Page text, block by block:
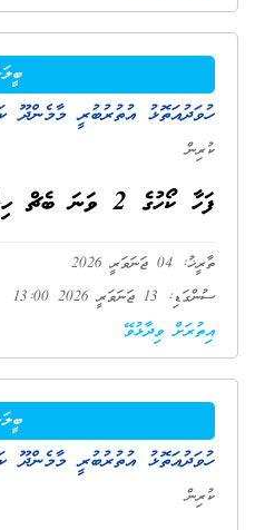
ހުވަދުއަތޮޅު އުތުރުބުރީ މާމެންދޫ
ކުރިން
ފަހާ ކޯހުގެ 2 ވަނަ ބެޗް ހިންގައިދޭނެ ފަރާތެއް ހޮވުން:
ތާރީޚު: 04 ޖަނަވަރީ 2026
ސުންގަޑި: 13 ޖަނަވަރީ 2026 13:00
އިތުރަށް ވިދާޅުވޭ
ހުވަދުއަތޮޅު އުތުރުބުރީ މާމެންދޫ
ކުރިން